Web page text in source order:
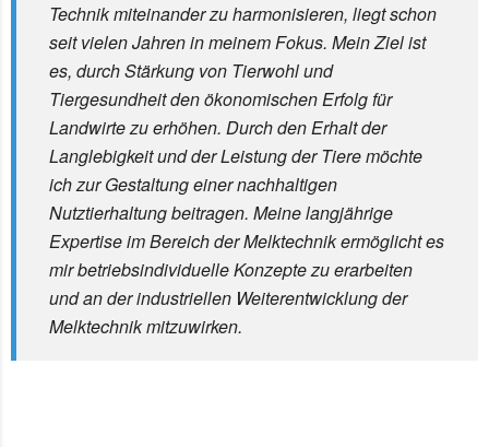
Technik miteinander zu harmonisieren, liegt schon
seit vielen Jahren in meinem Fokus. Mein Ziel ist
es, durch Stärkung von Tierwohl und
Tiergesundheit den ökonomischen Erfolg für
Landwirte zu erhöhen. Durch den Erhalt der
Langlebigkeit und der Leistung der Tiere möchte
ich zur Gestaltung einer nachhaltigen
Nutztierhaltung beitragen. Meine langjährige
Expertise im Bereich der Melktechnik ermöglicht es
mir betriebsindividuelle Konzepte zu erarbeiten
und an der industriellen Weiterentwicklung der
Melktechnik mitzuwirken.